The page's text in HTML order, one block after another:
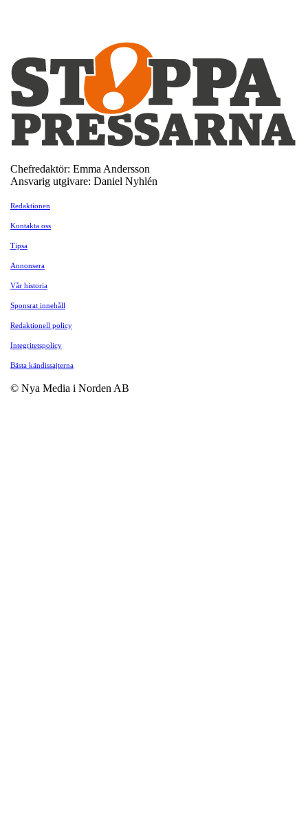
Chefredaktör: Emma Andersson
Ansvarig utgivare: Daniel Nyhlén
Redaktionen
Kontakta oss
Tipsa
Annonsera
Vår historia
Sponsrat innehåll
Redaktionell policy
Integritetspolicy
Bästa kändissajterna
© Nya Media i Norden AB